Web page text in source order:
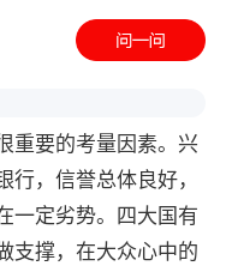
重要的考量因素。兴
，信誉总体良好，
一定劣势。四大国有
支撑，在大众心中的